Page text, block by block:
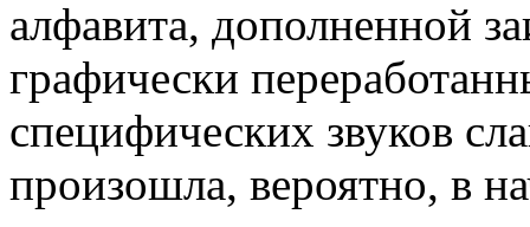
алфавита, дополненной
графически
специфических звуков
произошла, вероятно, в